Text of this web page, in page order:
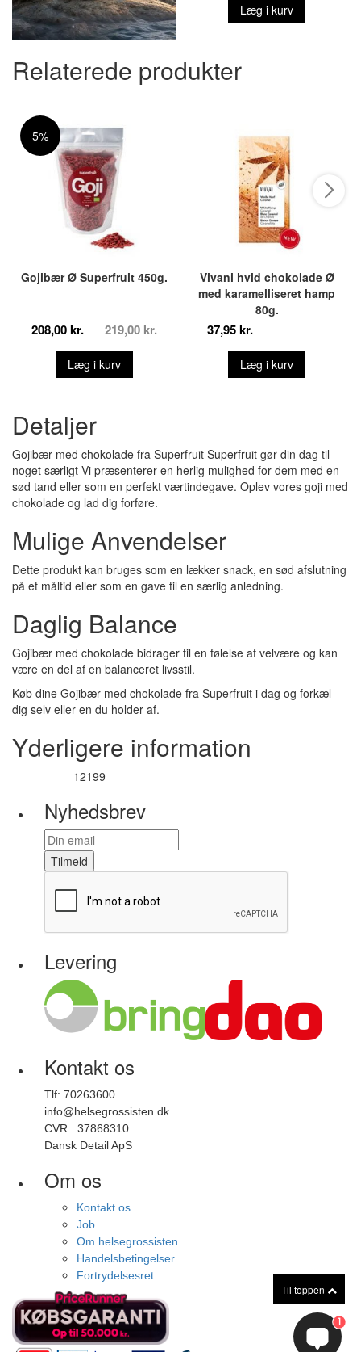
Læg i kurv
Relaterede produkter
5%
Gojibær Ø Superfruit 450g.
208,00 kr. 219,00 kr.
Læg i kurv
Vivani hvid chokolade Ø
med karamelliseret hamp
80g.
37,95 kr.
Læg i kurv
Detaljer
Gojibær med chokolade fra Superfruit Superfruit gør din dag til
noget særligt Vi præsenterer en herlig mulighed for dem med en
sød tand eller som en perfekt værtindegave. Oplev vores goji med
chokolade og lad dig forføre.
Mulige Anvendelser
Dette produkt kan bruges som en lækker snack, en sød afslutning
på et måltid eller som en gave til en særlig anledning.
Daglig Balance
Gojibær med chokolade bidrager til en følelse af velvære og kan
være en del af en balanceret livsstil.
Køb dine Gojibær med chokolade fra Superfruit i dag og forkæl
dig selv eller en du holder af.
Yderligere information
12199
Til toppen
Nyhedsbrev
Tilmeld
Levering
Kontakt os
Tlf: 70263600
info@helsegrossisten.dk
CVR.: 37868310
Dansk Detail ApS
Om os
Kontakt os
Job
Om helsegrossisten
Handelsbetingelser
Fortrydelsesret
1